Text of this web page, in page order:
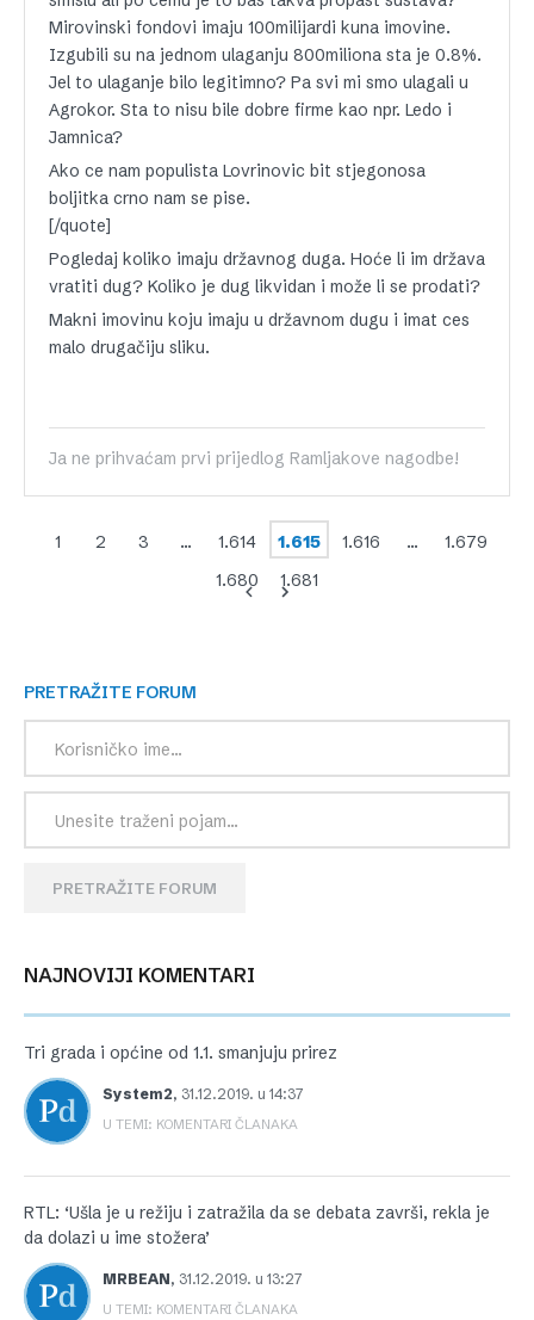
Mirovinski fondovi imaju 100milijardi kuna imovine.
Izgubili su na jednom ulaganju 800miliona sta je 0.8%.
Jel to ulaganje bilo legitimno? Pa svi mi smo ulagali u
Agrokor. Sta to nisu bile dobre firme kao npr. Ledo i
Jamnica?
Ako ce nam populista Lovrinovic bit stjegonosa
boljitka crno nam se pise.
[/quote]
Pogledaj koliko imaju državnog duga. Hoće li im država
vratiti dug? Koliko je dug likvidan i može li se prodati?
Makni imovinu koju imaju u državnom dugu i imat ces
malo drugačiju sliku.
Ja ne prihvaćam prvi prijedlog Ramljakove nagodbe!
1 2 3 … 1.614 1.615 1.616 …
1.679
1.680
1.681
PRETRAŽITE FORUM
PRETRAŽITE FORUM
NAJNOVIJI KOMENTARI
Tri grada i općine od 1.1. smanjuju prirez
System2, 31.12.2019. u 14:37
U TEMI: KOMENTARI ČLANAKA
RTL: ‘Ušla je u režiju i zatražila da se debata završi, rekla je
da dolazi u ime stožera’
MRBEAN, 31.12.2019. u 13:27
U TEMI: KOMENTARI ČLANAKA